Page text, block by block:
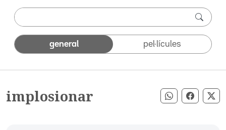
general pel·lícules
implosionar Compartir